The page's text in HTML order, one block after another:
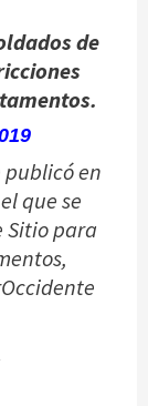
de
publicó en
que se
Sitio para